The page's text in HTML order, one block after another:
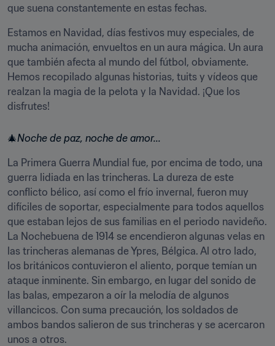
que suena constantemente en estas fechas.
Estamos en Navidad, días festivos muy especiales, de
mucha animación, envueltos en un aura mágica. Un aura
que también afecta al mundo del fútbol, obviamente.
Hemos recopilado algunas historias, tuits y vídeos que
realzan la magia de la pelota y la Navidad. ¡Que los
disfrutes!
🎄Noche de paz, noche de amor...
La Primera Guerra Mundial fue, por encima de todo, una
guerra lidiada en las trincheras. La dureza de este
conflicto bélico, así como el frío invernal, fueron muy
difíciles de soportar, especialmente para todos aquellos
que estaban lejos de sus familias en el periodo navideño.
La Nochebuena de 1914 se encendieron algunas velas en
las trincheras alemanas de Ypres, Bélgica. Al otro lado,
los británicos contuvieron el aliento, porque temían un
ataque inminente. Sin embargo, en lugar del sonido de
las balas, empezaron a oír la melodía de algunos
villancicos. Con suma precaución, los soldados de
ambos bandos salieron de sus trincheras y se acercaron
unos a otros.